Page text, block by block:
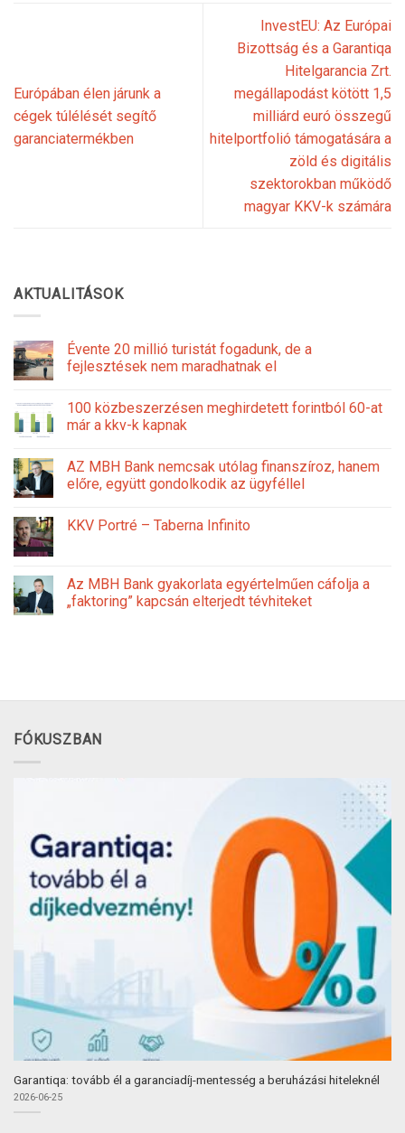
Európában élen járunk a
cégek túlélését segítő
garanciatermékben
InvestEU: Az Európai
Bizottság és a Garantiqa
Hitelgarancia Zrt.
megállapodást kötött 1,5
milliárd euró összegű
hitelportfolió támogatására a
zöld és digitális
szektorokban működő
magyar KKV-k számára
AKTUALITÁSOK
Évente 20 millió turistát fogadunk, de a
fejlesztések nem maradhatnak el
100 közbeszerzésen meghirdetett forintból 60-at
már a kkv-k kapnak
AZ MBH Bank nemcsak utólag finanszíroz, hanem
előre, együtt gondolkodik az ügyféllel
KKV Portré – Taberna Infinito
Az MBH Bank gyakorlata egyértelműen cáfolja a
„faktoring” kapcsán elterjedt tévhiteket
FÓKUSZBAN
Garantiqa: tovább él a garanciadíj-mentesség a beruházási hiteleknél
2026-06-25